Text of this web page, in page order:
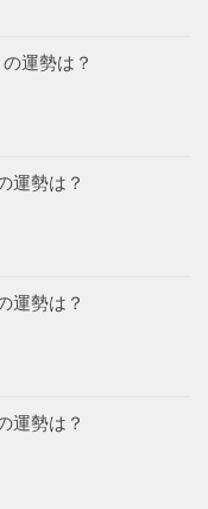
運勢は？
運勢は？
運勢は？
運勢は？